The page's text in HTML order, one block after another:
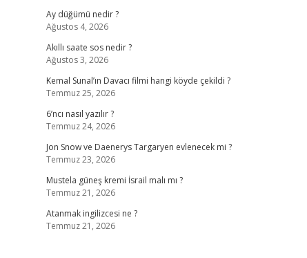
Ay düğümü nedir ?
Ağustos 4, 2026
Akıllı saate sos nedir ?
Ağustos 3, 2026
Kemal Sunal’ın Davacı filmi hangi köyde çekildi ?
Temmuz 25, 2026
6’ncı nasıl yazılır ?
Temmuz 24, 2026
Jon Snow ve Daenerys Targaryen evlenecek mi ?
Temmuz 23, 2026
Mustela güneş kremi İsrail malı mı ?
Temmuz 21, 2026
Atanmak ingilizcesi ne ?
Temmuz 21, 2026